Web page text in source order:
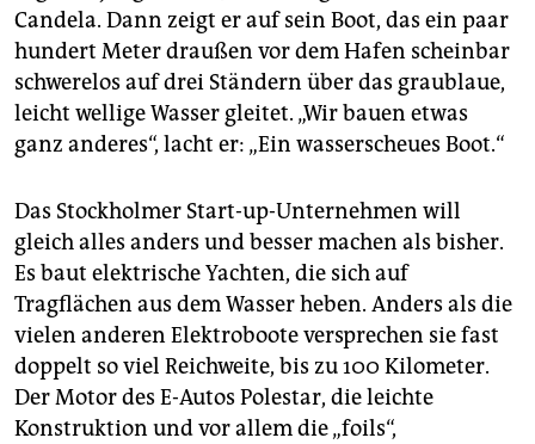
Candela. Dann zeigt er auf sein Boot, das ein paar
hundert Meter draußen vor dem Hafen scheinbar
schwerelos auf drei Ständern über das graublaue,
leicht wellige Wasser gleitet. „Wir bauen etwas
ganz anderes“, lacht er: „Ein wasserscheues Boot.“
Das Stockholmer Start-up-Unternehmen will
gleich alles anders und besser machen als bisher.
Es baut elektrische Yachten, die sich auf
Tragflächen aus dem Wasser heben. Anders als die
vielen anderen Elektroboote versprechen sie fast
doppelt so viel Reichweite, bis zu 100 Kilometer.
Der Motor des E-Autos Polestar, die leichte
Konstruktion und vor allem die „foils“,